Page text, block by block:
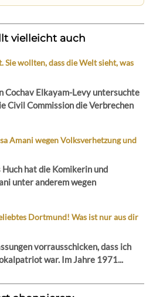
vielleicht auch
Sie wollten, dass die Welt sieht, was
Cochav Elkayam-Levy untersuchte
Civil Commission die Verbrechen
Amani wegen Volksverhetzung und
hat die Komikerin und
unter anderem wegen
Dortmund! Was ist nur aus dir
vorrausschicken, dass ich
war. Im Jahre 1971...